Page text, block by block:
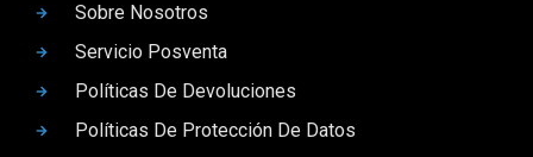
Sobre Nosotros
Servicio Posventa
Políticas De Devoluciones
Políticas De Protección De Datos